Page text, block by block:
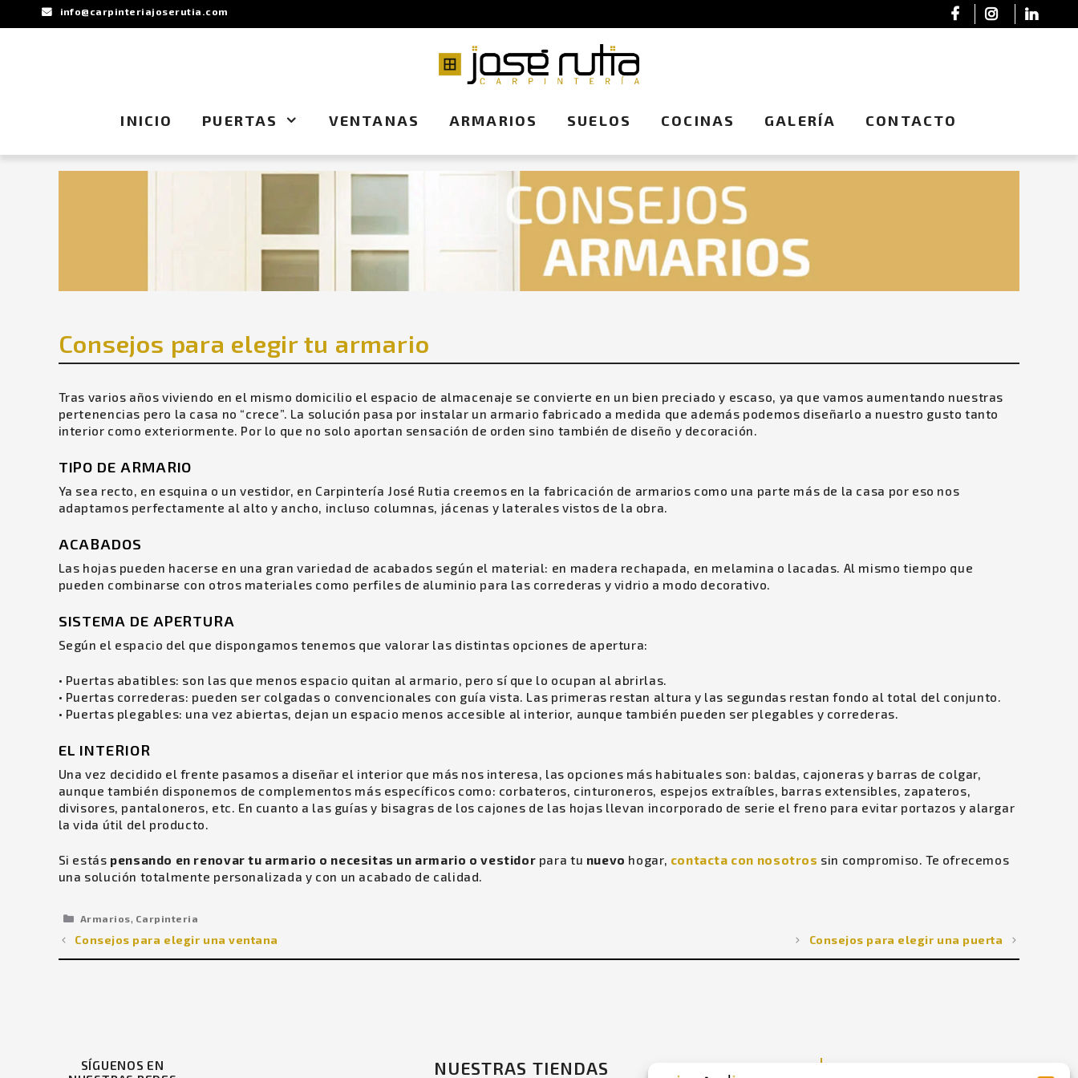
info@carpinteriajoserutia.com
INICIO PUERTAS VENTANAS ARMARIOS SUELOS COCINAS GALERÍA CONTACTO
Consejos para elegir tu armario
Tras varios años viviendo en el mismo domicilio el espacio de almacenaje se convierte en un bien preciado y escaso, ya que vamos aumentando nuestras
pertenencias pero la casa no “crece”. La solución pasa por instalar un armario fabricado a medida que además podemos diseñarlo a nuestro gusto tanto
interior como exteriormente. Por lo que no solo aportan sensación de orden sino también de diseño y decoración.
TIPO DE ARMARIO
Ya sea recto, en esquina o un vestidor, en Carpintería José Rutia creemos en la fabricación de armarios como una parte más de la casa por eso nos
adaptamos perfectamente al alto y ancho, incluso columnas, jácenas y laterales vistos de la obra.
ACABADOS
Las hojas pueden hacerse en una gran variedad de acabados según el material: en madera rechapada, en melamina o lacadas. Al mismo tiempo que
pueden combinarse con otros materiales como perfiles de aluminio para las correderas y vidrio a modo decorativo.
SISTEMA DE APERTURA
Según el espacio del que dispongamos tenemos que valorar las distintas opciones de apertura:
• Puertas abatibles: son las que menos espacio quitan al armario, pero sí que lo ocupan al abrirlas.
• Puertas correderas: pueden ser colgadas o convencionales con guía vista. Las primeras restan altura y las segundas restan fondo al total del conjunto.
• Puertas plegables: una vez abiertas, dejan un espacio menos accesible al interior, aunque también pueden ser plegables y correderas.
EL INTERIOR
Una vez decidido el frente pasamos a diseñar el interior que más nos interesa, las opciones más habituales son: baldas, cajoneras y barras de colgar,
aunque también disponemos de complementos más específicos como: corbateros, cinturoneros, espejos extraíbles, barras extensibles, zapateros,
divisores, pantaloneros, etc. En cuanto a las guías y bisagras de los cajones de las hojas llevan incorporado de serie el freno para evitar portazos y alargar
la vida útil del producto.
Si estás pensando en renovar tu armario o necesitas un armario o vestidor para tu nuevo hogar, contacta con nosotros sin compromiso. Te ofrecemos
una solución totalmente personalizada y con un acabado de calidad.
Categorías
Armarios, Carpinteria
Consejos para elegir una ventana Consejos para elegir una puerta
SÍGUENOS EN
NUESTRAS TIENDAS